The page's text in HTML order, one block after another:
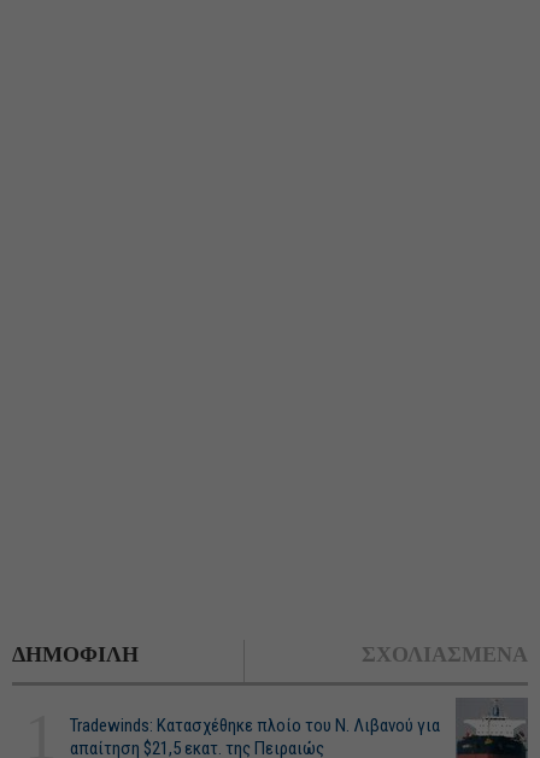
ΔΗΜΟΦΙΛΗ ΣΧΟΛΙΑΣΜΕΝΑ
Tradewinds: Κατασχέθηκε πλοίο του Ν. Λιβανού για
απαίτηση $21,5 εκατ. της Πειραιώς